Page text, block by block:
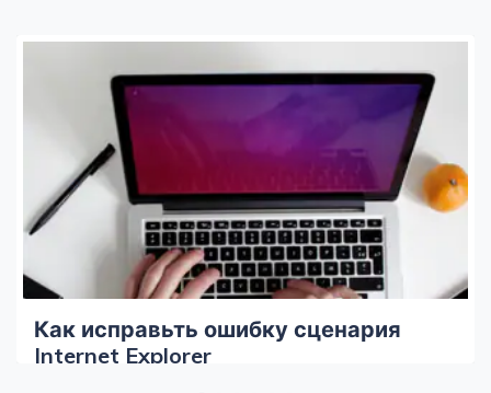
Как исправьть ошибку сценария
Internet Explorer